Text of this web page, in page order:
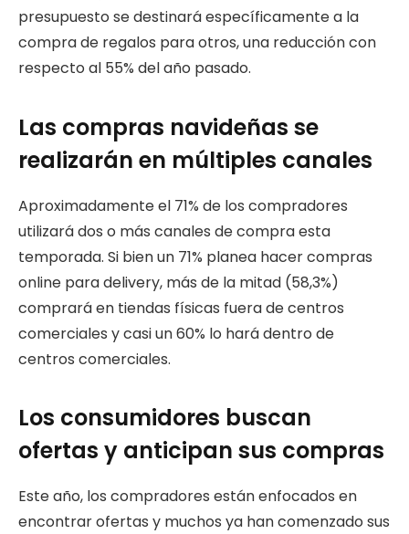
presupuesto se destinará específicamente a la
compra de regalos para otros, una reducción con
respecto al 55% del año pasado.
Las compras navideñas se
realizarán en múltiples canales
Aproximadamente el 71% de los compradores
utilizará dos o más canales de compra esta
temporada. Si bien un 71% planea hacer compras
online para delivery, más de la mitad (58,3%)
comprará en tiendas físicas fuera de centros
comerciales y casi un 60% lo hará dentro de
centros comerciales.
Los consumidores buscan
ofertas y anticipan sus compras
Este año, los compradores están enfocados en
encontrar ofertas y muchos ya han comenzado sus